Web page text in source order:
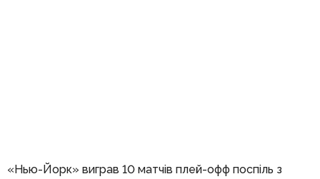
«Нью-Йорк» виграв 10 матчів плей-офф поспіль з